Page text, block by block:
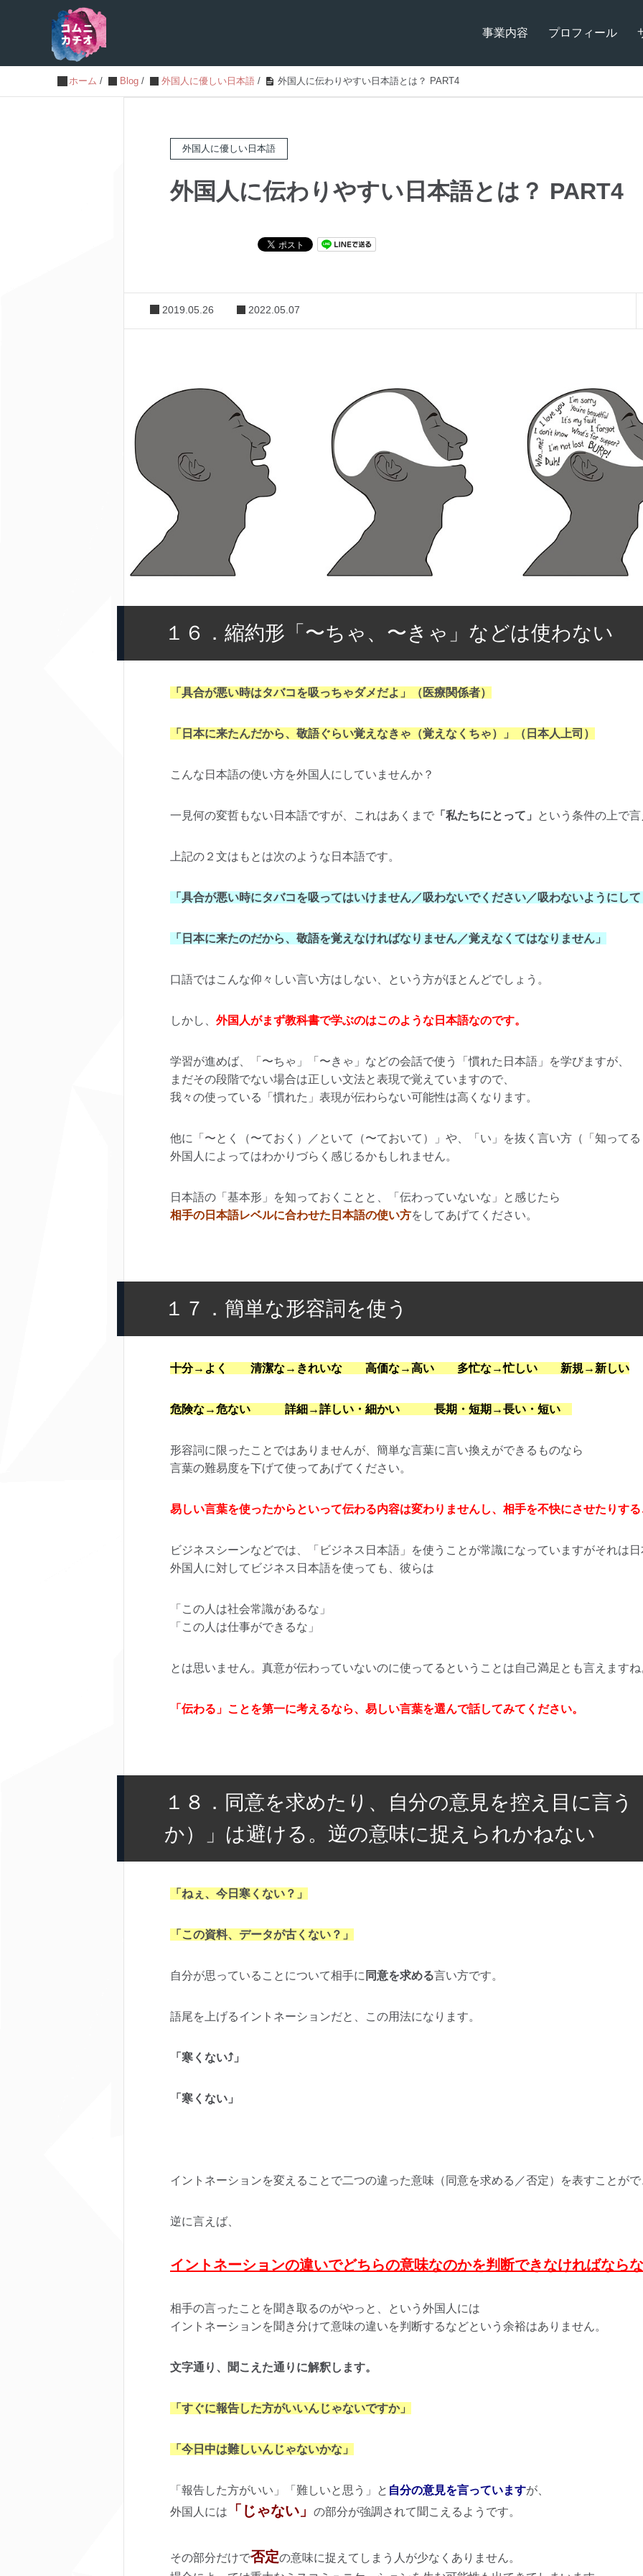
事業内容 プロフィール
ホーム / Blog / 外国人に優しい日本語 / 外国人に伝わりやすい日本語とは？ PART4
外国人に優しい日本語
外国人に伝わりやすい日本語とは？ PART4
2019.05.26 2022.05.07
１６．縮約形「〜ちゃ、〜きゃ」などは使わない
「具合が悪い時はタバコを吸っちゃダメだよ」（医療関係者）
「日本に来たんだから、敬語ぐらい覚えなきゃ（覚えなくちゃ）」（日本人上司）
こんな日本語の使い方を外国人にしていませんか？
一見何の変哲もない日本語ですが、これはあくまで 「私たちにとって」 という条件の上で
上記の２文はもとは次のような日本語です。
「具合が悪い時にタバコを吸ってはいけません／吸わないでください／吸わないようにし
「日本に来たのだから、敬語を覚えなければなりません／覚えなくてはなりません」
口語ではこんな仰々しい言い方はしない、という方がほとんどでしょう。
しかし、 外国人がまず教科書で学ぶのはこのような日本語なのです。
学習が進めば、「〜ちゃ」「〜きゃ」などの会話で使う「慣れた日本語」を学びますが、
まだその段階でない場合は正しい文法と表現で覚えていますので、
我々の使っている「慣れた」表現が伝わらない可能性は高くなります。
他に「〜とく（〜ておく）／といて（〜ておいて）」や、「い」を抜く言い方（「知って
外国人によってはわかりづらく感じるかもしれません。
日本語の「基本形」を知っておくことと、「伝わっていないな」と感じたら
相手の日本語レベルに合わせた日本語の使い方をしてあげてください。
１７．簡単な形容詞を使う
十分→よく 清潔な→きれいな 高価な→高い 多忙な→忙しい 新規→新しい
危険な→危ない 詳細→詳しい・細かい 長期・短期→長い・短い
形容詞に限ったことではありませんが、簡単な言葉に言い換えができるものなら
言葉の難易度を下げて使ってあげてください。
易しい言葉を使ったからといって伝わる内容は変わりませんし、相手を不快にさせたりす
ビジネスシーンなどでは、「ビジネス日本語」を使うことが常識になっていますがそれは
外国人に対してビジネス日本語を使っても、彼らは
「この人は社会常識があるな」
「この人は仕事ができるな」
とは思いません。真意が伝わっていないのに使ってるということは自己満足とも言えますね
「伝わる」ことを第一に考えるなら、易しい言葉を選んで話してみてください。
１８．同意を求めたり、自分の意見を控え目に言う
か）」は避ける。逆の意味に捉えられかねない
「ねぇ、今日寒くない？」
「この資料、データが古くない？」
自分が思っていることについて相手に 同意を求める言い方です。
語尾を上げるイントネーションだと、この用法になります。
「寒くない⤴︎」
「寒くない」
イントネーションを変えることで二つの違った意味（同意を求める／否定）を表すことが
逆に言えば、
イントネーションの違いでどちらの意味なのかを判断できなければなら
相手の言ったことを聞き取るのがやっと、という外国人には
イントネーションを聞き分けて意味の違いを判断するなどという余裕はありません。
文字通り、聞こえた通りに解釈します。
「すぐに報告した方がいいんじゃないですか」
「今日中は難しいんじゃないかな」
「報告した方がいい」「難しいと思う」と 自分の意見を言っていますが、
外国人には
「じゃない」 の部分が強調されて聞こえるようです。
その部分だけで否定の意味に捉えてしまう人が少なくありません。